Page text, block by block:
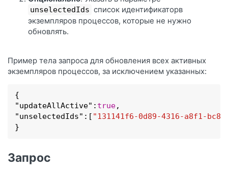
unselectedIds список идентификаторв
экземпляров процессов, которые не нужно
обновлять.
Пример тела запроса для обновления всех активных
экземпляров процессов, за исключением указанных:
{
"updateAllActive": true,
"unselectedIds": [ "131141f6-0d89-4316-a8f1-
}
Запрос